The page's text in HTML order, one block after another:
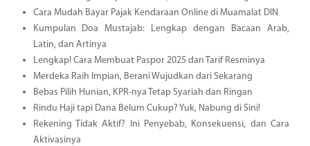
Cara Mudah Bayar Pajak Kendaraan Online di Muamalat DIN
Kumpulan Doa Mustajab: Lengkap dengan Bacaan Arab,
Latin, dan Artinya
Lengkap! Cara Membuat Paspor 2025 dan Tarif Resminya
Merdeka Raih Impian, Berani Wujudkan dari Sekarang
Bebas Pilih Hunian, KPR-nya Tetap Syariah dan Ringan
Rindu Haji tapi Dana Belum Cukup? Yuk, Nabung di Sini!
Rekening Tidak Aktif? Ini Penyebab, Konsekuensi, dan Cara
Aktivasinya